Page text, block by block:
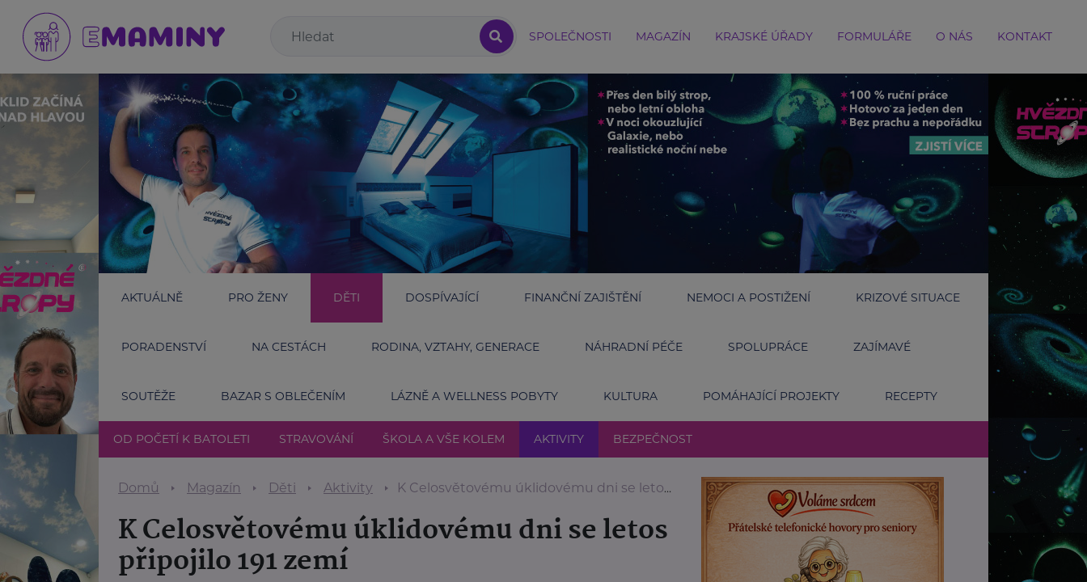
SPOLEČNOSTI MAGAZÍN KRAJSKÉ ÚŘADY FORMULÁŘE O NÁS KONTAKT
AKTUÁLNĚ PRO ŽENY DĚTI DOSPÍVAJÍCÍ FINANČNÍ ZAJIŠTĚNÍ NEMOCI A POSTIŽENÍ KRIZOVÉ SITUACE
PORADENSTVÍ NA CESTÁCH RODINA, VZTAHY, GENERACE NÁHRADNÍ PÉČE SPOLUPRÁCE ZAJÍMAVÉ
SOUTĚŽE BAZAR S OBLEČENÍM LÁZNĚ A WELLNESS POBYTY KULTURA POMÁHAJÍCÍ PROJEKTY RECEPTY
OD POČETÍ K BATOLETI STRAVOVÁNÍ ŠKOLA A VŠE KOLEM AKTIVITY BEZPEČNOST
Domů Magazín Děti Aktivity K Celosvětovému úklidovému dni se letos připojilo 191 zemí
K Celosvětovému úklidovému dni se letos
připojilo 191 zemí